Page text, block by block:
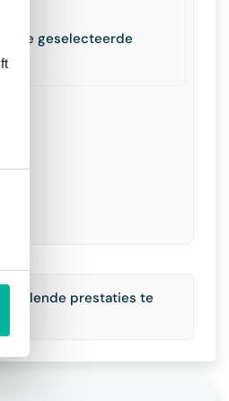
geselecteerde
prestaties te